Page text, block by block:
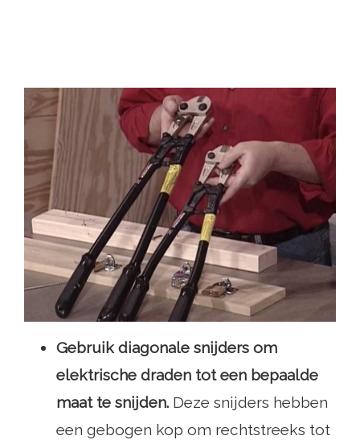
Gebruik diagonale snijders om
elektrische draden tot een bepaalde
maat te snijden. Deze snijders hebben
een gebogen kop om rechtstreeks tot